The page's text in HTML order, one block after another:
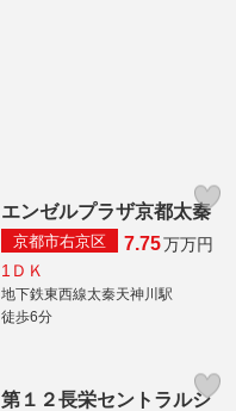
エンゼルプラザ京都太秦
京都市右京区 7.75万万円
1ＤＫ
地下鉄東西線太秦天神川駅
徒歩6分
第１２長栄セントラルシ